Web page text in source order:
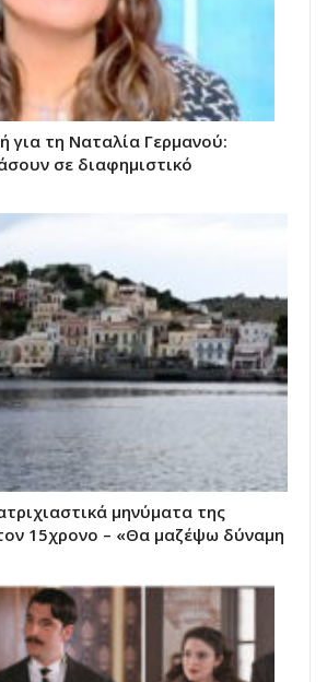
για τη Ναταλία Γερμανού:
σε διαφημιστικό
μηνύματα της
15χρονο – «Θα μαζέψω δύναμη